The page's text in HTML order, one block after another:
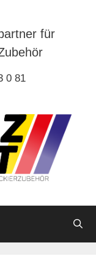
für
0 81